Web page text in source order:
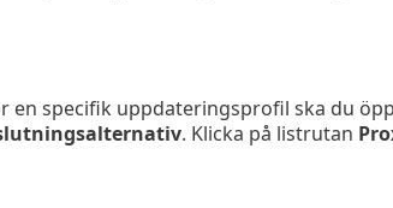
en specifik uppdateringsprofil ska du
. Klicka på listrutan